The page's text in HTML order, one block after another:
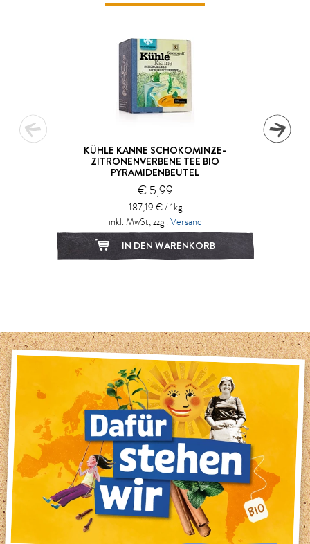
KÜHLE KANNE SCHOKOMINZE-
ZITRONENVERBENE TEE BIO
PYRAMIDENBEUTEL
€ 5,99
187,19 € / 1kg
inkl. MwSt, zzgl. Versand
IN DEN WARENKORB